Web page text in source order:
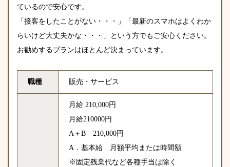
ているので安心です。
「接客をしたことがない・・・」「最新のスマホはよくわか
らいけど大丈夫かな・・・」という方でもご安心ください。
お勧めするプランはほとんど決まっています。
職種 販売・サービス
月給 210,000円
月給210000円
A＋B 210,000円
A．基本給 月額平均または時間額
※固定残業代など各種手当は除く